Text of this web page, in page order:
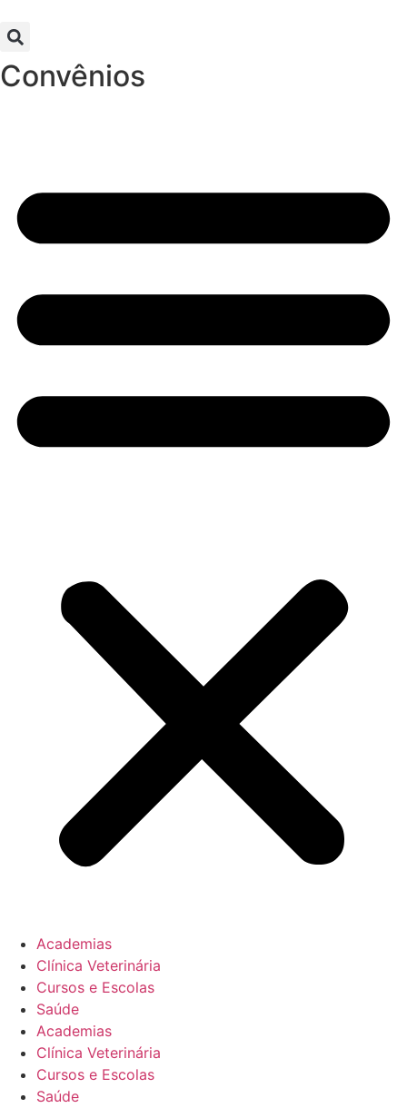
Convênios
Academias
Clínica Veterinária
Cursos e Escolas
Saúde
Academias
Clínica Veterinária
Cursos e Escolas
Saúde